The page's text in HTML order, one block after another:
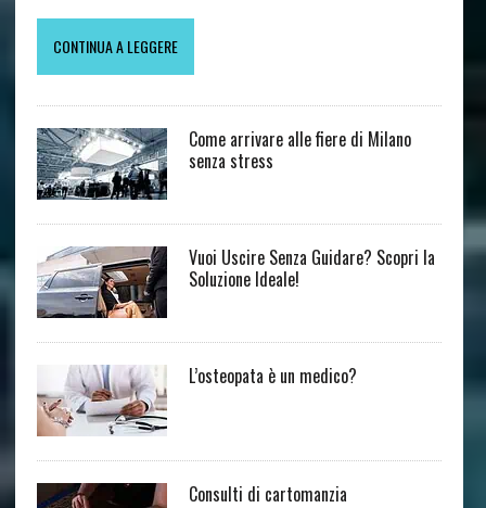
CONTINUA A LEGGERE
Come arrivare alle fiere di Milano
senza stress
Vuoi Uscire Senza Guidare? Scopri la
Soluzione Ideale!
L’osteopata è un medico?
Consulti di cartomanzia